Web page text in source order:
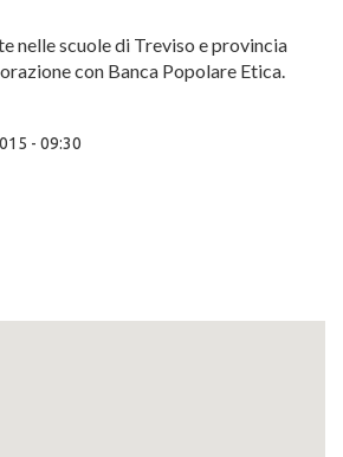
nelle scuole di Treviso e provincia
con Banca Popolare Etica.
- 09:30